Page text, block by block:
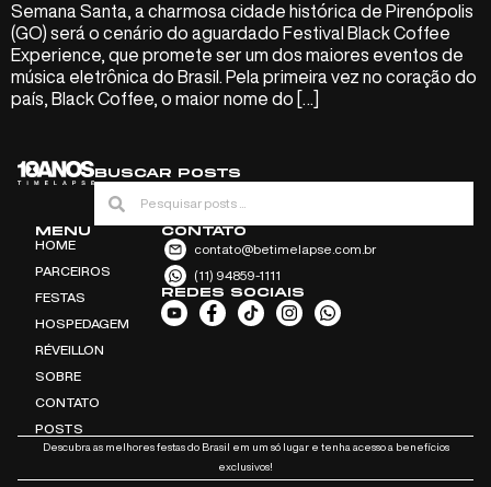
Semana Santa, a charmosa cidade histórica de Pirenópolis
(GO) será o cenário do aguardado Festival Black Coffee
Experience, que promete ser um dos maiores eventos de
música eletrônica do Brasil. Pela primeira vez no coração do
país, Black Coffee, o maior nome do […]
BUSCAR POSTS
MENU
HOME
PARCEIROS
FESTAS
HOSPEDAGEM
RÉVEILLON
SOBRE
CONTATO
POSTS
CONTATO
contato@betimelapse.com.br
(11) 94859-1111
REDES SOCIAIS
Descubra as melhores festas do Brasil em um só lugar e tenha acesso a benefícios
exclusivos!